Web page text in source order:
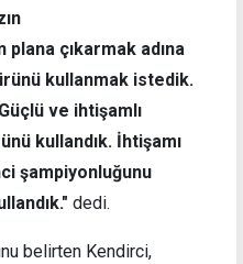
çıkarmak adına
kullanmak istedik.
ve ihtişamlı
kullandık. İhtişamı
şampiyonluğunu
dedi.
belirten Kendirci,